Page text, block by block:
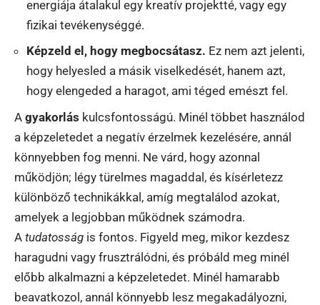
energiája átalakul egy kreatív projektté, vagy egy
fizikai tevékenységgé.
Képzeld el, hogy megbocsátasz. Ez nem azt jelenti,
hogy helyesled a másik viselkedését, hanem azt,
hogy elengeded a haragot, ami téged emészt fel.
A gyakorlás kulcsfontosságú. Minél többet használod
a képzeletedet a negatív érzelmek kezelésére, annál
könnyebben fog menni. Ne várd, hogy azonnal
működjön; légy türelmes magaddal, és kísérletezz
különböző technikákkal, amíg megtalálod azokat,
amelyek a legjobban működnek számodra.
A tudatosság is fontos. Figyeld meg, mikor kezdesz
haragudni vagy frusztrálódni, és próbáld meg minél
előbb alkalmazni a képzeletedet. Minél hamarabb
beavatkozol, annál könnyebb lesz megakadályozni,